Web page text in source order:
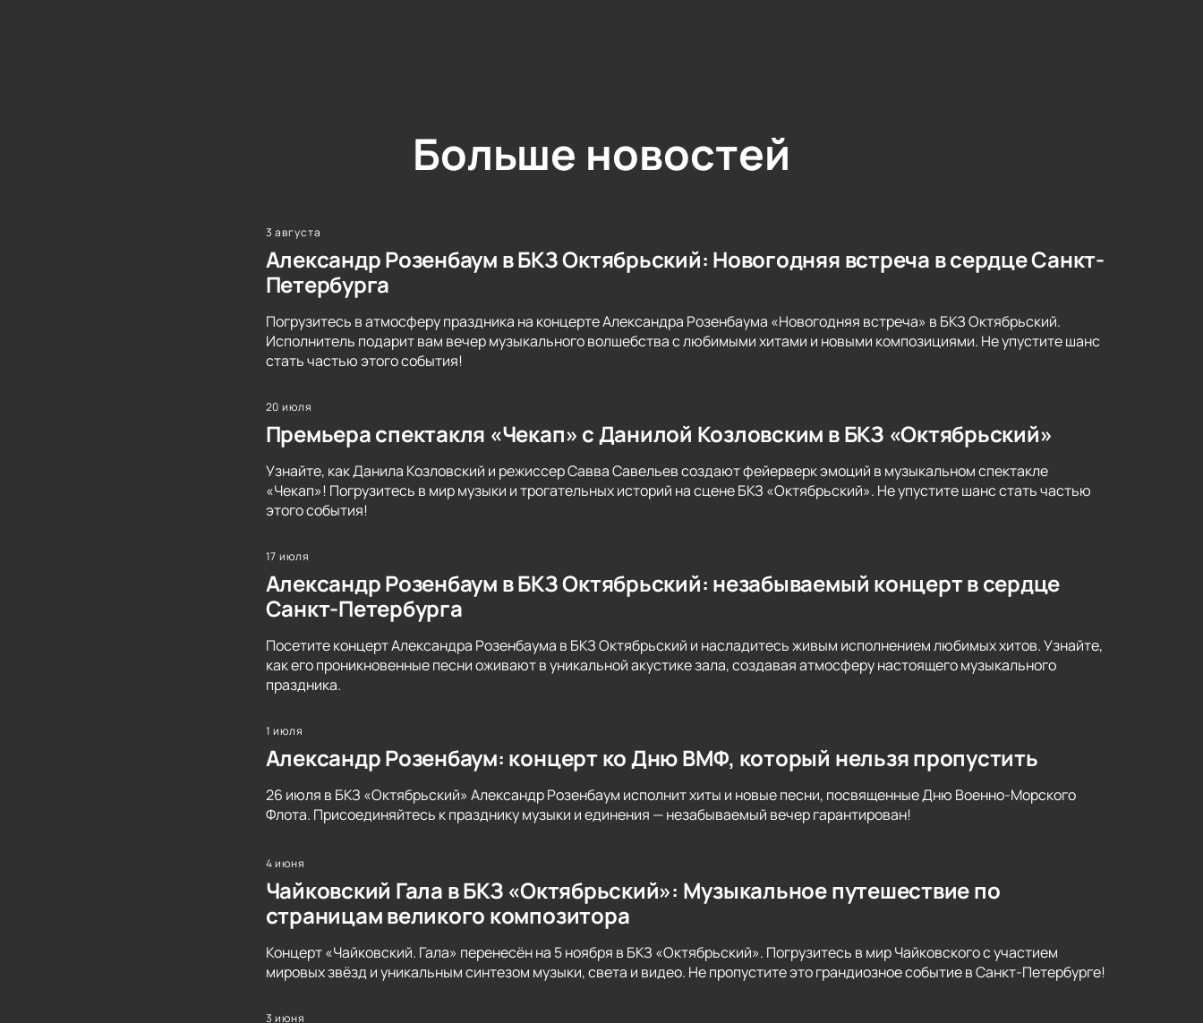
Больше новостей
3 августа
Александр Розенбаум в БКЗ Октябрьский: Новогодняя встреча в сердце Санкт-
Петербурга
Погрузитесь в атмосферу праздника на концерте Александра Розенбаума «Новогодняя встреча» в БКЗ Октябрьский.
Исполнитель подарит вам вечер музыкального волшебства с любимыми хитами и новыми композициями. Не упустите шанс
стать частью этого события!
20 июля
Премьера спектакля «Чекап» с Данилой Козловским в БКЗ «Октябрьский»
Узнайте, как Данила Козловский и режиссер Савва Савельев создают фейерверк эмоций в музыкальном спектакле
«Чекап»! Погрузитесь в мир музыки и трогательных историй на сцене БКЗ «Октябрьский». Не упустите шанс стать частью
этого события!
17 июля
Александр Розенбаум в БКЗ Октябрьский: незабываемый концерт в сердце
Санкт-Петербурга
Посетите концерт Александра Розенбаума в БКЗ Октябрьский и насладитесь живым исполнением любимых хитов. Узнайте,
как его проникновенные песни оживают в уникальной акустике зала, создавая атмосферу настоящего музыкального
праздника.
1 июля
Александр Розенбаум: концерт ко Дню ВМФ, который нельзя пропустить
26 июля в БКЗ «Октябрьский» Александр Розенбаум исполнит хиты и новые песни, посвященные Дню Военно-Морского
Флота. Присоединяйтесь к празднику музыки и единения — незабываемый вечер гарантирован!
4 июня
Чайковский Гала в БКЗ «Октябрьский»: Музыкальное путешествие по
страницам великого композитора
Концерт «Чайковский. Гала» перенесён на 5 ноября в БКЗ «Октябрьский». Погрузитесь в мир Чайковского с участием
мировых звёзд и уникальным синтезом музыки, света и видео. Не пропустите это грандиозное событие в Санкт-Петербурге!
3 июня